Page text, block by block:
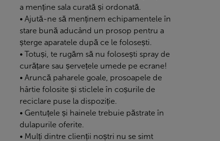
a menține sala curată și ordonată.
• Ajută-ne să menținem echipamentele în
stare bună aducând un prosop pentru a
șterge aparatele după ce le folosești.
• Totuși, te rugăm să nu folosești spray de
curățare sau șervețele umede pe ecrane!
• Aruncă paharele goale, prosoapele de
hârtie folosite și sticlele în coșurile de
reciclare puse la dispoziție.
• Gentuțele și hainele trebuie păstrate în
dulapurile oferite.
• Mulți dintre clienții noștri nu se simt